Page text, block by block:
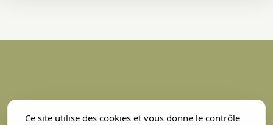
Ce site utilise des cookies et vous donne le contrôle